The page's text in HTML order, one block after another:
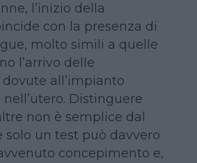
l’inizio della
con la presenza di
molto simili a quelle
l’arrivo delle
all’impianto
nell’utero. Distinguere
non è semplice dal
solo un test può davvero
concepimento e,